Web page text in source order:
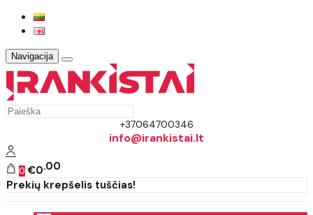
Navigacija
+37064700346
info@irankistai.lt
0 €0 00
Prekių krepšelis tuščias!